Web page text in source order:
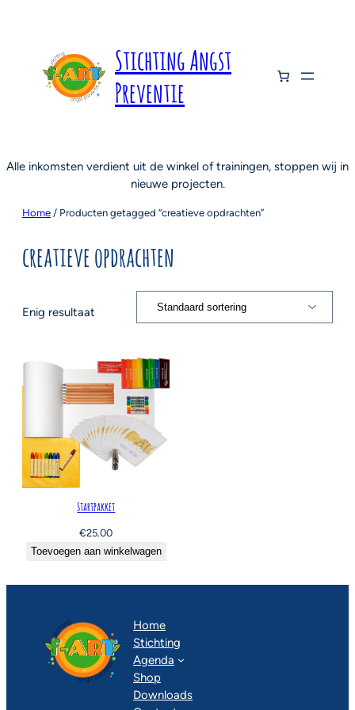
Stichting Angst
Preventie
Alle inkomsten verdient uit de winkel of trainingen, stoppen wij in
nieuwe projecten.
Home / Producten getagged “creatieve opdrachten”
creatieve opdrachten
Enig resultaat
Startpakket
€25.00
Toevoegen aan winkelwagen
Home
Stichting
Agenda
Shop
Downloads